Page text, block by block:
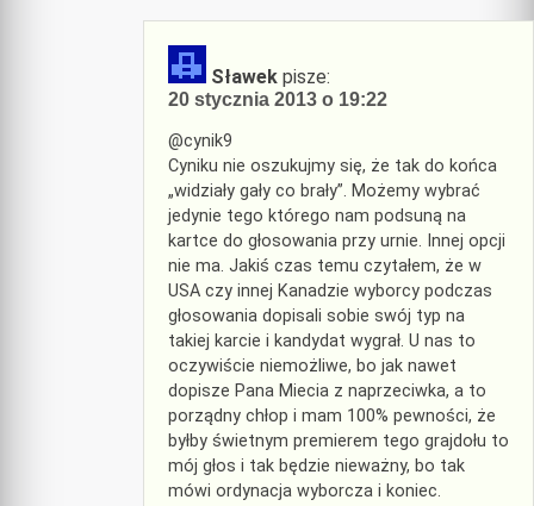
Sławek pisze:
20 stycznia 2013 o 19:22
@cynik9
Cyniku nie oszukujmy się, że tak do końca
„widziały gały co brały”. Możemy wybrać
jedynie tego którego nam podsuną na
kartce do głosowania przy urnie. Innej opcji
nie ma. Jakiś czas temu czytałem, że w
USA czy innej Kanadzie wyborcy podczas
głosowania dopisali sobie swój typ na
takiej karcie i kandydat wygrał. U nas to
oczywiście niemożliwe, bo jak nawet
dopisze Pana Miecia z naprzeciwka, a to
porządny chłop i mam 100% pewności, że
byłby świetnym premierem tego grajdołu to
mój głos i tak będzie nieważny, bo tak
mówi ordynacja wyborcza i koniec.